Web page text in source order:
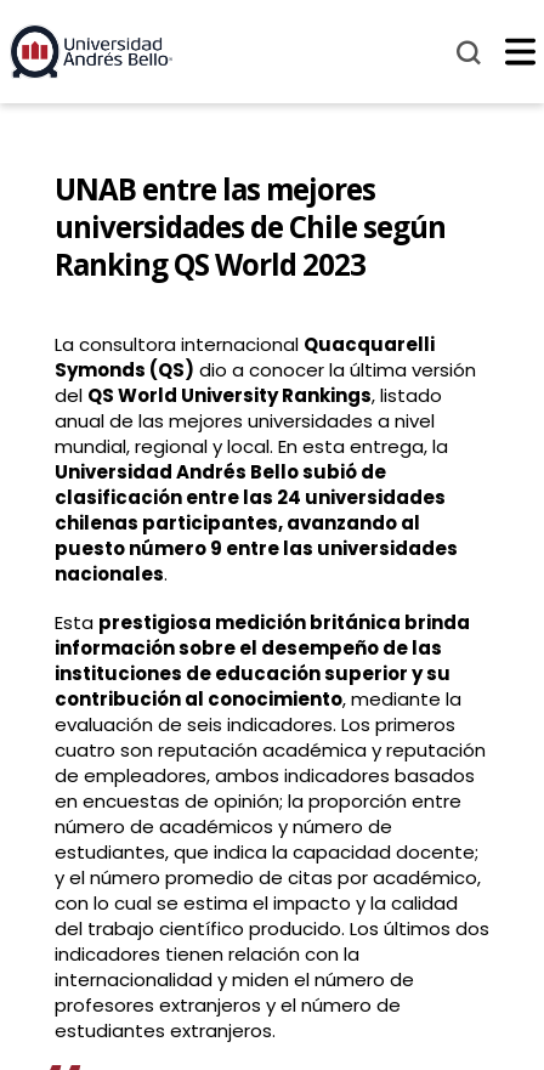
UNAB entre las mejores
universidades de Chile según
Ranking QS World 2023
La consultora internacional Quacquarelli
Symonds (QS) dio a conocer la última versión
del QS World University Rankings, listado
anual de las mejores universidades a nivel
mundial, regional y local. En esta entrega, la
Universidad Andrés Bello subió de
clasificación entre las 24 universidades
chilenas participantes, avanzando al
puesto número 9 entre las universidades
nacionales.
Esta prestigiosa medición británica brinda
información sobre el desempeño de las
instituciones de educación superior y su
contribución al conocimiento, mediante la
evaluación de seis indicadores. Los primeros
cuatro son reputación académica y reputación
de empleadores, ambos indicadores basados
en encuestas de opinión; la proporción entre
número de académicos y número de
estudiantes, que indica la capacidad docente;
y el número promedio de citas por académico,
con lo cual se estima el impacto y la calidad
del trabajo científico producido. Los últimos dos
indicadores tienen relación con la
internacionalidad y miden el número de
profesores extranjeros y el número de
estudiantes extranjeros.